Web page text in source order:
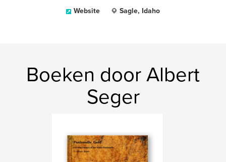
Website Sagle, Idaho
Boeken door Albert
Seger